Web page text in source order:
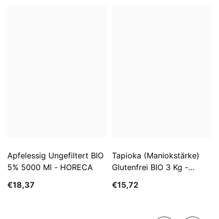
Apfelessig Ungefiltert BIO
5% 5000 Ml - HORECA
€18,37
Tapioka (Maniokstärke)
Glutenfrei BIO 3 Kg -
€15,72